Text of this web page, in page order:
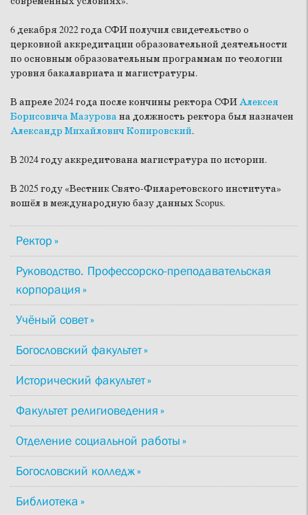
6 декабря 2022 года СФИ получил свидетельство о
церковной аккредитации образовательной деятельности
по основным образовательным программам по теологии
уровня бакалавриата и магистратуры.
В апреле 2024 года после кончины ректора СФИАлексея
Борисовича Мазурована должность ректора был назначен
Александр Михайлович Копировский.
В 2024 году аккредитована магистратура по истории.
В 2025 году «Вестник Свято-Филаретовского института»
вошёл в международную базу данных Scopus.
Ректор
Руководство. Профессорско-преподавательская
корпорация
Учёный совет
Богословский факультет
Исторический факультет
Факультет религиоведения
Отделение социальной работы
Богословский колледж
Библиотека